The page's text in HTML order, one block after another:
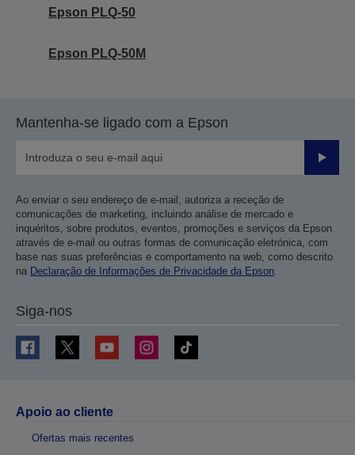
Epson PLQ-50
Epson PLQ-50M
Mantenha-se ligado com a Epson
Enviar
Ao enviar o seu endereço de e-mail, autoriza a receção de
comunicações de marketing, incluindo análise de mercado e
inquéritos, sobre produtos, eventos, promoções e serviços da Epson
através de e-mail ou outras formas de comunicação eletrónica, com
base nas suas preferências e comportamento na web, como descrito
na Declaração de Informações de Privacidade da Epson.
Siga-nos
Apoio ao cliente
Ofertas mais recentes